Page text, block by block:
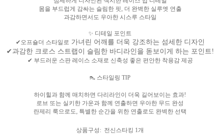
몸을 부드럽게 감싸는 슬림한 핏, 더 완벽한 실루엣 연출
과감하면서도 우아한 시스루 스타일
✨ 디테일 포인트
✔오프숄더 스타일로 가녀린 어깨를 더욱 강조하는 섬세한 디자인
✔과감한 크로스 스트랩이 슬림한 바디라인을 돋보이게 하는 포인트!
✔ 부드러운 스판 레이스 소재로 신축성 좋은 편안한 착용감 제공
👠 스타일링 TIP
하이힐과 함께 매치하면 다리라인이 더욱 길어보이는 효과!
로브 또는 실키한 가운과 함께 연출하면 우아한 무드 완성
란제리 룩으로도, 특별한 순간을 위한 연출로도 완벽한 선택
상품구성: 전신스타킹 1개